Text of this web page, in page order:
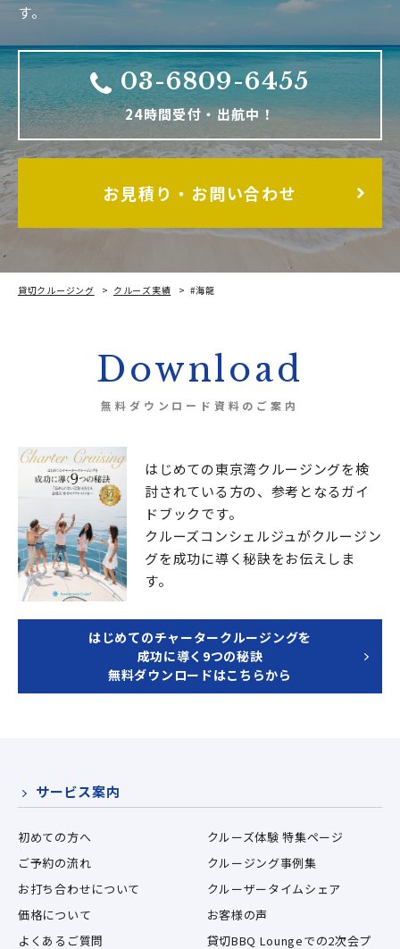
す。
03-6809-6455
24時間受付・出航中！
お見積り・お問い合わせ
貸切クルージング クルーズ実績 #海龍
Download
無料ダウンロード資料のご案内
はじめての東京湾クルージングを検
討されている方の、 参考となるガイ
ドブックです。
クルーズコンシェルジュがクルージン
グを成功に導く秘訣をお伝えしま
す。
はじめてのチャータークルージングを
成功に導く9つの秘訣
無料ダウンロードはこちらから
サービス案内
初めての方へ
クルーズ体験 特集ページ
ご予約の流れ
クルージング事例集
お打ち合わせについて
クルーザータイムシェア
価格について
お客様の声
よくあるご質問
貸切BBQ Loungeでの2次会プ